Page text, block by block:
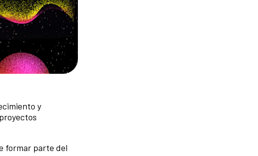
y
formar parte del